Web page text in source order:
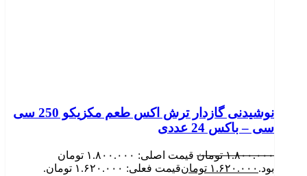
نوشیدنی گازدار ترش اکس طعم مکزیکو 250 سی
سی – باکس 24 عددی
۱.۸۰۰.۰۰۰ تومان
قیمت اصلی: ۱.۸۰۰.۰۰۰ تومان
بود. ۱.۶۲۰.۰۰۰ تومانقیمت فعلی: ۱.۶۲۰.۰۰۰ تومان.